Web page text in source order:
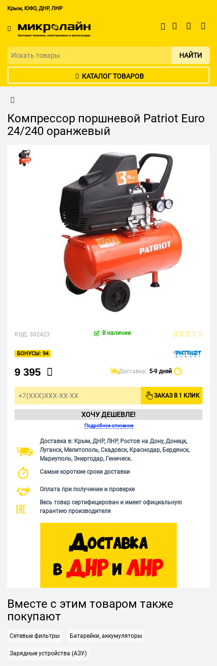
Крым, ЮФО, ДНР, ЛНР
НАЙТИ
КАТАЛОГ ТОВАРОВ
Компрессор поршневой Patriot Euro
24/240 оранжевый
КОД: 302423 В наличии
94
9 395 Доставка: 5-9 дней ?
ЗАКАЗ В 1 КЛИК
ХОЧУ ДЕШЕВЛЕ!
Подробное описание
Доставка в: Крым, ДНР, ЛНР, Ростов на Дону, Донецк,
Луганск, Мелитополь, Скадовск, Краснодар, Бердянск,
Мариуполь, Энергодар, Геническ.
Самые короткие сроки доставки
Оплата при получении и проверке
Весь товар сертифицирован и имеет официальную
гарантию производителя
Вместе с этим товаром также
покупают
Сетевые фильтры Батарейки, аккумуляторы
Зарядные устройства (АЗУ)